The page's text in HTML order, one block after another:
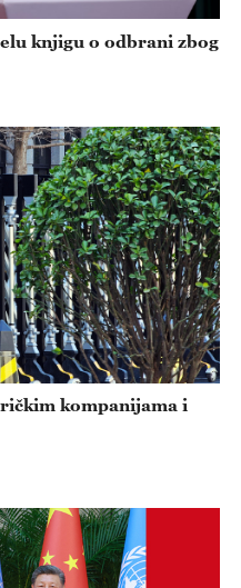
knjigu o odbrani zbog
kompanijama i